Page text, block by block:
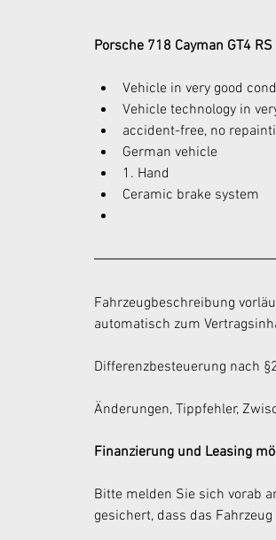
Porsche 718 Cayman GT4
Vehicle in very good
Vehicle technology in
accident-free, no
German vehicle
1. Hand
Ceramic brake system
Fahrzeugbeschreibung
automatisch zum
Differenzbesteuerung nach
Änderungen, Tippfehler,
Finanzierung und Leasing
Bitte melden Sie sich vorab
gesichert, dass das